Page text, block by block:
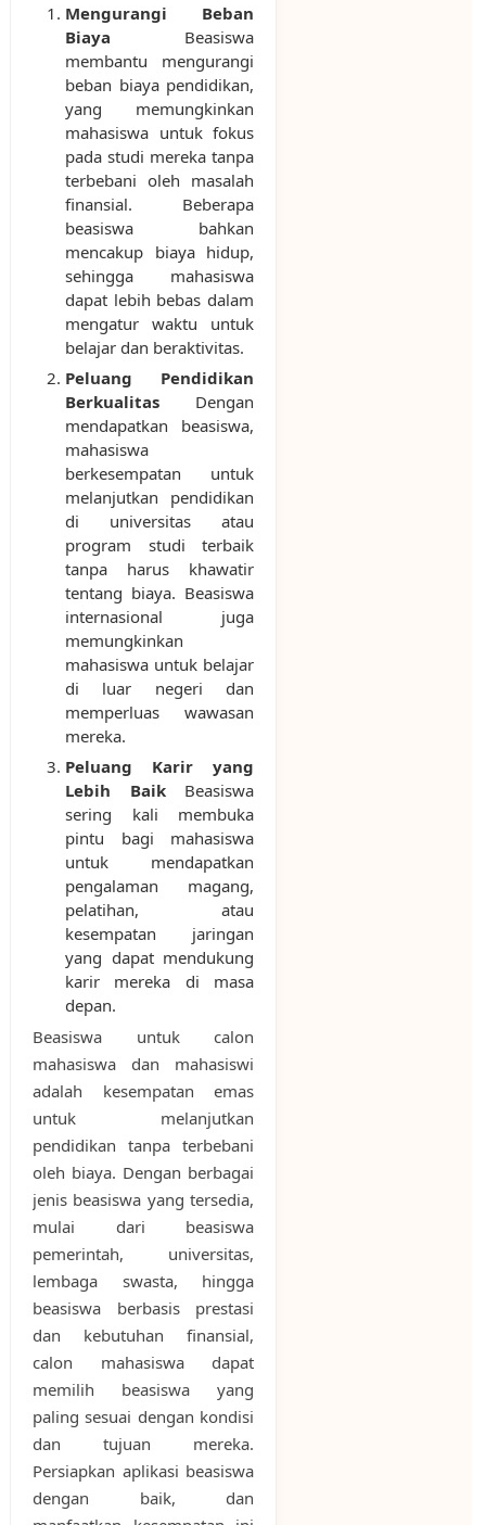
Mengurangi Beban
Biaya Beasiswa
membantu mengurangi
beban biaya pendidikan,
yang memungkinkan
mahasiswa untuk fokus
pada studi mereka tanpa
terbebani oleh masalah
finansial. Beberapa
beasiswa bahkan
mencakup biaya hidup,
sehingga mahasiswa
dapat lebih bebas dalam
mengatur waktu untuk
belajar dan beraktivitas.
Peluang Pendidikan
BerkualitasDengan
mendapatkan beasiswa,
mahasiswa
berkesempatan untuk
melanjutkan pendidikan
di universitas atau
program studi terbaik
tanpa harus khawatir
tentang biaya. Beasiswa
internasional juga
memungkinkan
mahasiswa untuk belajar
di luar negeri dan
memperluas wawasan
mereka.
Peluang Karir yang
Lebih BaikBeasiswa
sering kali membuka
pintu bagi mahasiswa
untuk mendapatkan
pengalaman magang,
pelatihan, atau
kesempatan jaringan
yang dapat mendukung
karir mereka di masa
depan.
Beasiswa untuk calon
mahasiswa dan mahasiswi
adalah kesempatan emas
untuk melanjutkan
pendidikan tanpa terbebani
oleh biaya. Dengan berbagai
jenis beasiswa yang tersedia,
mulai dari beasiswa
pemerintah, universitas,
lembaga swasta, hingga
beasiswa berbasis prestasi
dan kebutuhan finansial,
calon mahasiswa dapat
memilih beasiswa yang
paling sesuai dengan kondisi
dan tujuan mereka.
Persiapkan aplikasi beasiswa
dengan baik, dan